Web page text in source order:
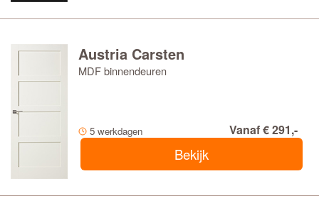
Austria Carsten
MDF binnendeuren
5 werkdagen Vanaf € 291,-
Bekijk